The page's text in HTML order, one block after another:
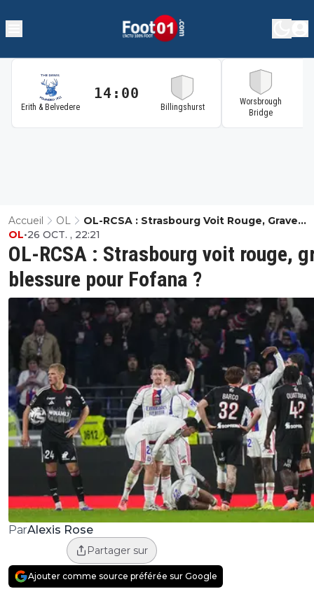
Erith & Belvedere
14:00
Billingshurst
Worsbrough
Bridge
Accueil OL
OL-RCSA : Strasbourg Voit Rouge, Grave
Blessure Pour Fofana ?
OL-RCSA : Strasbourg voit rouge,
blessure pour Fofana ?
OL•26 OCT. , 22:21
ParAlexis Rose
Partager sur
Ajouter comme source préférée sur Google